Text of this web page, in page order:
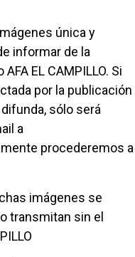
única y
informar de la
EL CAMPILLO. Si
por la publicación
sólo será
a
procederemos a
imágenes se
transmitan sin el